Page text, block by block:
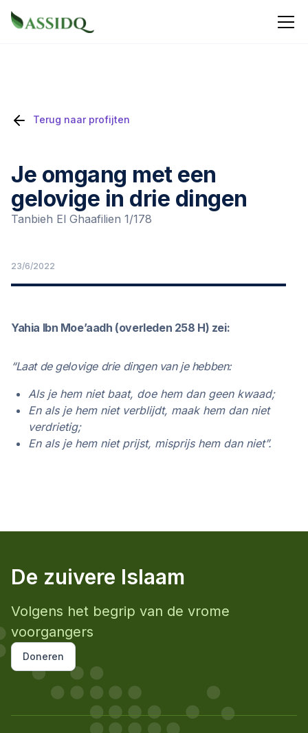
Terug naar profijten
Je omgang met een
gelovige in drie dingen
Tanbieh El Ghaafilien 1/178
23/6/2022
Yahia Ibn Moe’aadh (overleden 258 H) zei:
“Laat de gelovige drie dingen van je hebben:
Als je hem niet baat, doe hem dan geen kwaad;
En als je hem niet verblijdt, maak hem dan niet
verdrietig;
En als je hem niet prijst, misprijs hem dan niet”.
De zuivere Islaam
Volgens het begrip van de vrome
voorgangers
Doneren